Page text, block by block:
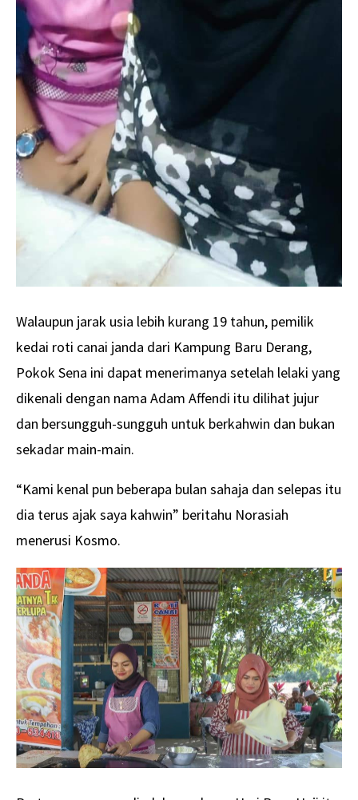
Walaupun jarak usia lebih kurang 19 tahun, pemilik
kedai roti canai janda dari Kampung Baru Derang,
Pokok Sena ini dapat menerimanya setelah lelaki yang
dikenali dengan nama Adam Affendi itu dilihat jujur
dan bersungguh-sungguh untuk berkahwin dan bukan
sekadar main-main.
“Kami kenal pun beberapa bulan sahaja dan selepas itu
dia terus ajak saya kahwin” beritahu Norasiah
menerusi Kosmo.